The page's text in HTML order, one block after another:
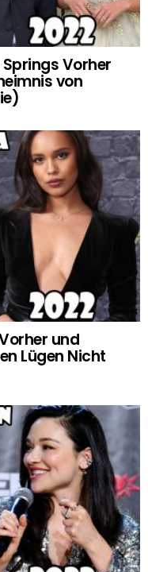
Vorher
von
und
Lügen Nicht